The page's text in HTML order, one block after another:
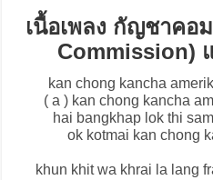
เนื้อเพลง กัญชาคอ
Commission)
kan chong kancha
( a ) kan chong kancha
hai bangkhap lok thi
ok kotmai kan chong
khun khit wa khrai la lang